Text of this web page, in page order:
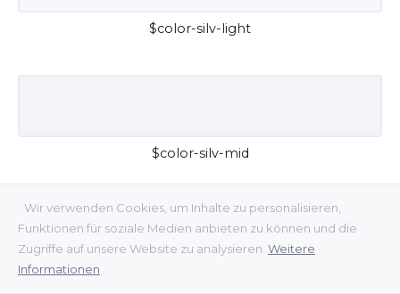
Wir verwenden Cookies, um Inhalte zu personalisieren,
Funktionen für soziale Medien anbieten zu können und die
Zugriffe auf unsere Website zu analysieren. Weitere
Informationen
$color-silv-light
$color-silv-mid